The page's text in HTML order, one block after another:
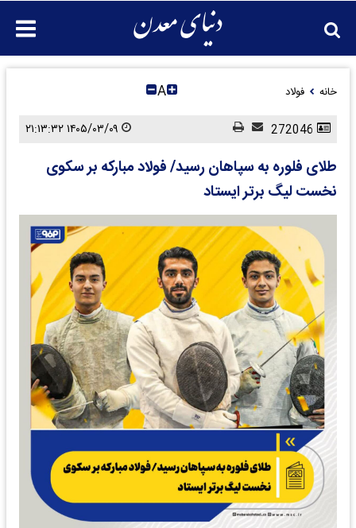
خانه فولاد A
طلای فلوره به سپاهان رسید/ فولاد مبارکه بر سکوی
نخست لیگ برتر ایستاد